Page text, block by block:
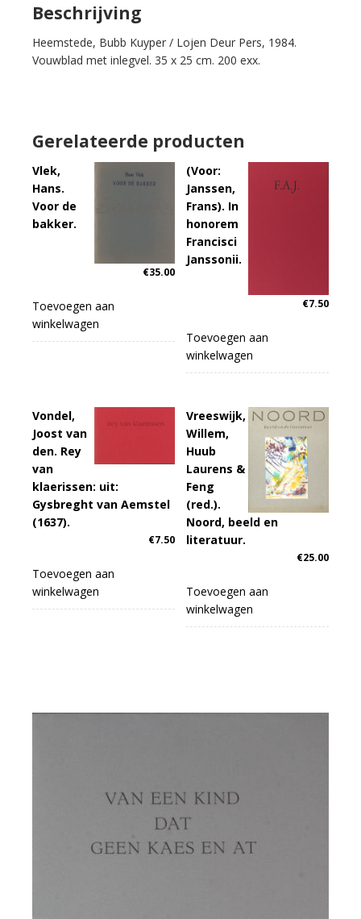
geen
en
at.
Beschrijving
Heemstede, Bubb Kuyper / Lojen Deur Pers, 1984.
Vouwblad met inlegvel. 35 x 25 cm. 200 exx.
Gerelateerde producten
Vlek,
Hans.
Voor de
bakker.
€35.00
Toevoegen aan
winkelwagen
(Voor:
Janssen,
Frans). In
honorem
Francisci
Janssonii.
€7.50
Toevoegen aan
winkelwagen
Vondel,
Joost van
den. Rey
van
klaerissen: uit:
Gysbreght van Aemstel
(1637).
€7.50
Toevoegen aan
winkelwagen
Vreeswijk,
Willem,
Huub
Laurens &
Feng
(red.).
Noord, beeld en
literatuur.
€25.00
Toevoegen aan
winkelwagen